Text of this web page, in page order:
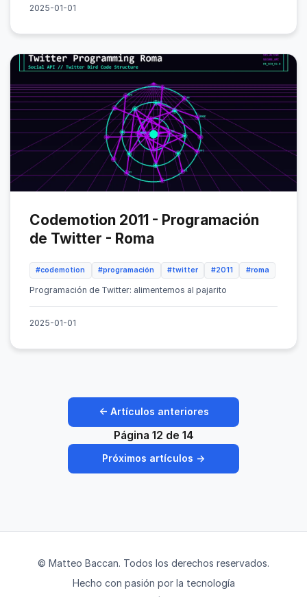
2025-01-01
Codemotion 2011 - Programación
de Twitter - Roma
#codemotion #programación #twitter #2011 #roma
Programación de Twitter: alimentemos al pajarito
2025-01-01
← Artículos anteriores
Página 12 de 14
Próximos artículos →
© Matteo Baccan. Todos los derechos reservados.
Hecho con pasión por la tecnología